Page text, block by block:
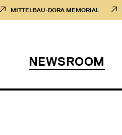
MITTELBAU-DORA MEMORIAL
NEWSROOM